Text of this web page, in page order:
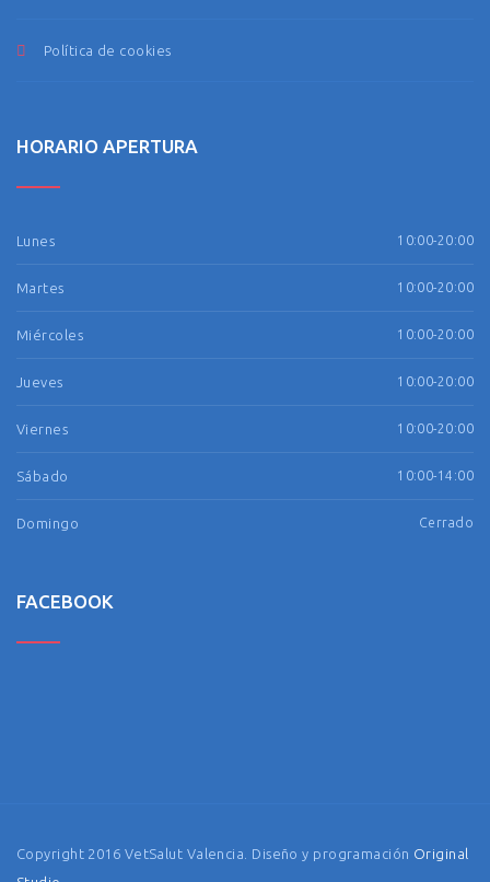
Política de cookies
HORARIO APERTURA
Lunes 10:00-20:00
Martes 10:00-20:00
Miércoles 10:00-20:00
Jueves 10:00-20:00
Viernes 10:00-20:00
Sábado 10:00-14:00
Domingo Cerrado
FACEBOOK
Copyright 2016 VetSalut Valencia. Diseño y programación Original